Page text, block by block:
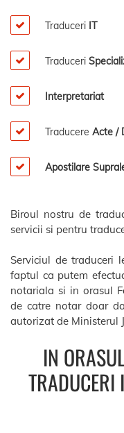
Traduceri IT
Traduceri
Interpretariat
Traducere Acte /
Apostilare
Biroul nostru de
servicii si pentru
Serviciul de traduceri
faptul ca putem
notariala si in orasul
de catre notar doar
autorizat de Ministerul
IN